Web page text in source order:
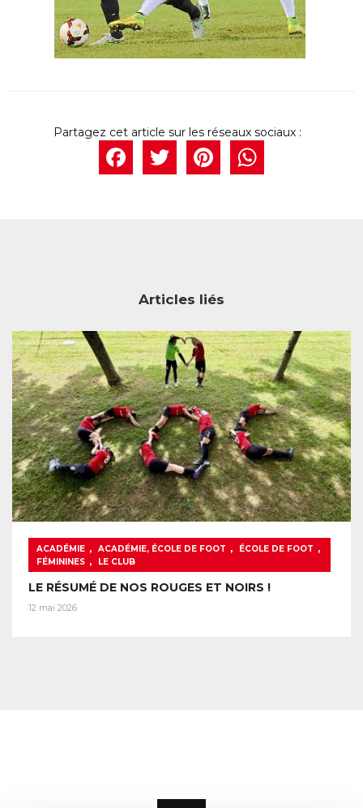
Facebook
Twitter
Articles liés
ACADÉMIE , ACADÉMIE, ÉCOLE DE FOOT , ÉCOLE DE FOOT ,
FÉMININES , LE CLUB
LE RÉSUMÉ DE NOS ROUGES ET NOIRS !
12 mai 2026